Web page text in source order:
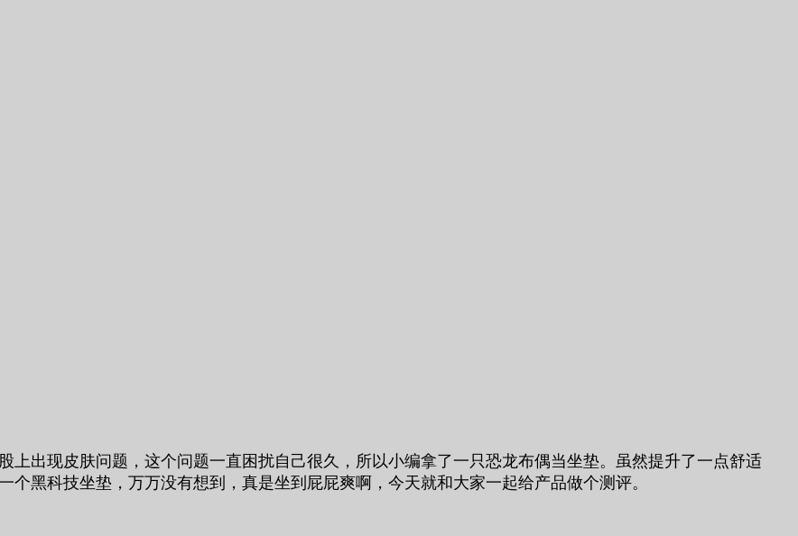
上出现皮肤问题，这个问题一直困扰自己很久，所以小编拿了一只恐龙布偶当坐垫。虽然提升了一点舒适
黑科技坐垫，万万没有想到，真是坐到屁屁爽啊，今天就和大家一起给产品做个测评。